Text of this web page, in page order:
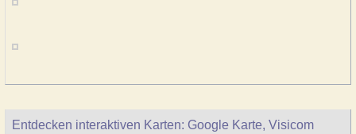
Entdecken interaktiven Karten: Google Karte, Visicom